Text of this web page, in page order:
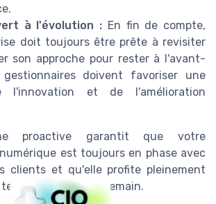
à l'évolution : En fin de compte,
doit toujours être prête à revisiter
son approche pour rester à l'avant-
doivent favoriser une
l'innovation et de l'amélioration
proactive garantit que votre
est toujours en phase avec
clients et qu'elle profite pleinement
de demain.